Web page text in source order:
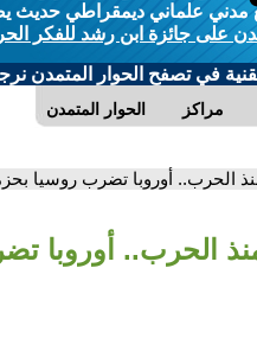
علماني ديمقراطي حديث
على جائزة ابن رشد للفكر
في تصفح الحوار المتمدن
الحوار المتمدن مراكز
الحرب.. أوروبا تضرب روسيا
الحرب.. أوروبا